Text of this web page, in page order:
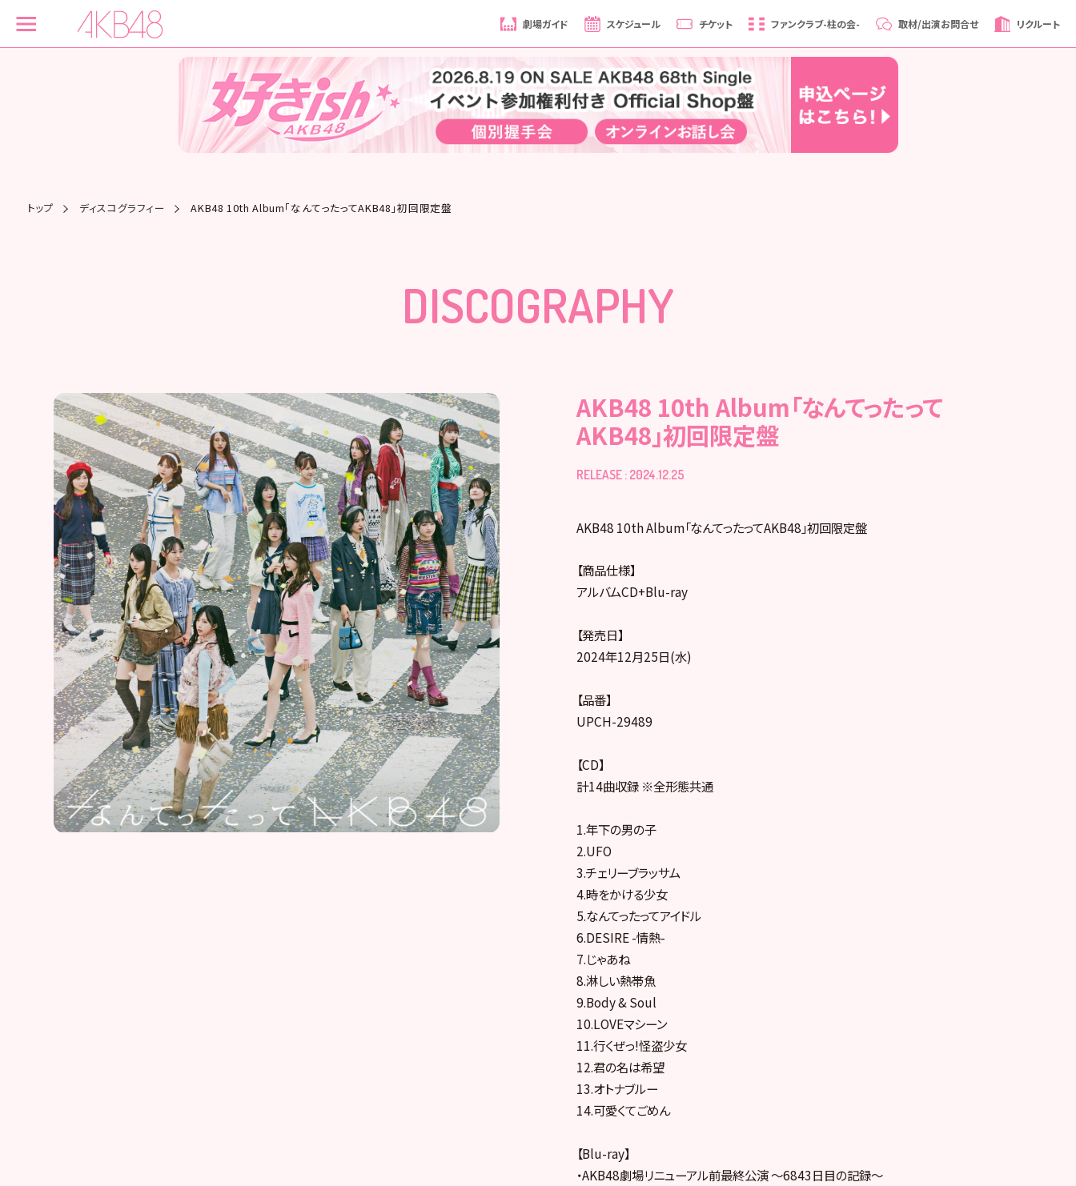
劇場ガイド スケジュール チケット ファンクラブ-柱の会- 取材/出演お問合せ リクルート
トップ ディスコグラフィー AKB48 10th Album「なんてったってAKB48」初回限定盤
DISCOGRAPHY
AKB48 10th Album「なんてったって
AKB48」初回限定盤
RELEASE : 2024.12.25
AKB48 10th Album「なんてったってAKB48」初回限定盤
【商品仕様】
アルバムCD+Blu-ray
【発売日】
2024年12月25日(水)
【品番】
UPCH-29489
【CD】
計14曲収録 ※全形態共通
1.年下の男の子
2.UFO
3.チェリーブラッサム
4.時をかける少女
5.なんてったってアイドル
6.DESIRE -情熱-
7.じゃあね
8.淋しい熱帯魚
9.Body & Soul
10.LOVEマシーン
11.行くぜっ!怪盗少女
12.君の名は希望
13.オトナブルー
14.可愛くてごめん
【Blu-ray】
・AKB48劇場リニューアル前最終公演 ～6843日目の記録～